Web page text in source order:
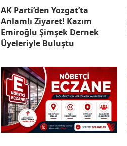
AK Parti’den Yozgat’ta
Anlamlı Ziyaret! Kazım
Emiroğlu Şimşek Dernek
Üyeleriyle Buluştu